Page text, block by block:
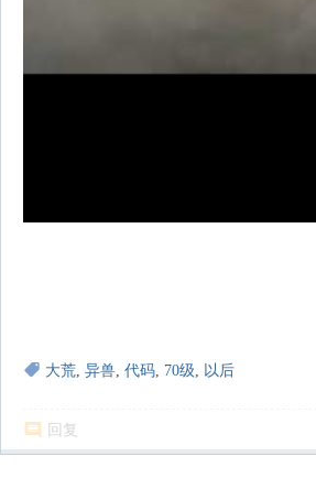
大荒, 异兽, 代码, 70级, 以后
回复